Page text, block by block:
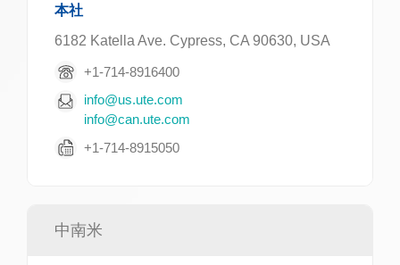
本社
6182 Katella Ave. Cypress, CA 90630, USA
+1-714-8916400
info@us.ute.com
info@can.ute.com
+1-714-8915050
中南米